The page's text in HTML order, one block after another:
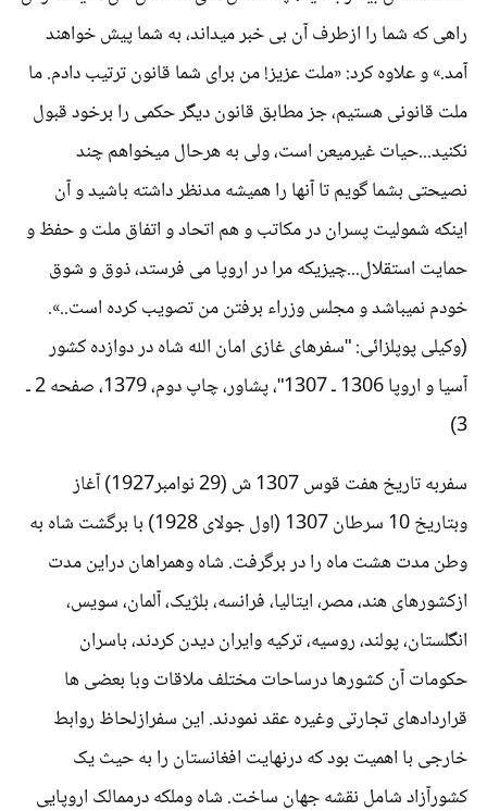
راهی که شما را ازطرف آن بی خبر میداند، به شما پیش خواهند
آمد.» و علاوه کرد: «ملت عزیز! من برای شما قانون ترتیب دادم. ما
ملت قانونی هستیم، جز مطابق قانون دیگر حکمی را برخود قبول
نکنید...حیات غیرمیعن است، ولی به هرحال میخواهم چند
نصیحتی بشما گویم تا آنها را همیشه مدنظر داشته باشید و آن
اینکه شمولیت پسران در مکاتب و هم اتحاد و اتفاق ملت و حفظ و
حمایت استقلال...چیزیکه مرا در اروپا می فرستد، ذوق و شوق
خودم نمیباشد و مجلس وزراء برفتن من تصویب کرده است..».
(وکیلی پوپلزائی: "سفرهای غازی امان الله شاه در دوازده کشور
آسیا و اروپا 1306 ـ 1307"، پشاور، چاپ دوم، 1379، صفحه 2 ـ
3)
سفربه تاریخ هفت قوس 1307 ش (29 نوامبر1927) آغاز
وبتاریخ 10 سرطان 1307 (اول جولای 1928) با برگشت شاه به
وطن مدت هشت ماه را در برگرفت. شاه وهمراهان دراین مدت
ازکشورهای هند، مصر، ایتالیا، فرانسه، بلژیک، آلمان، سویس،
انگلستان، پولند، روسیه، ترکیه وایران دیدن کردند، باسران
حکومات آن کشورها درساحات مختلف ملاقات وبا بعضی ها
قراردادهای تجارتی وغیره عقد نمودند. این سفرازلحاظ روابط
خارجی با اهمیت بود که درنهایت افغانستان را به حیث یک
کشورآزاد شامل نقشه جهان ساخت. شاه وملکه درممالک اروپایی